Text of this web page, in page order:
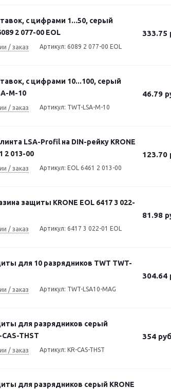
с цифрами 1...50, серый
2 077-00 EOL
/ заказ Артикул: 6089 2 077-00 EOL
333.75
с цифрами 10...100, серый
M-10
/ заказ Артикул: TWT-LSA-M-10
46.79
LSA-Profil на DIN-рейку KRONE
2 013-00
/ заказ Артикул: EOL 6461 2 013-00
123.70
защиты KRONE EOL 6417 3 022-
/ заказ Артикул: 6417 3 022-01 EOL
81.98
для 10 разрядников TWT TWT-
/ заказ Артикул: TWT-LSA10-MAG
304.64
для разрядников серый
THST
/ заказ Артикул: KR-CAS-THST
354
для разрядников серый KRONE